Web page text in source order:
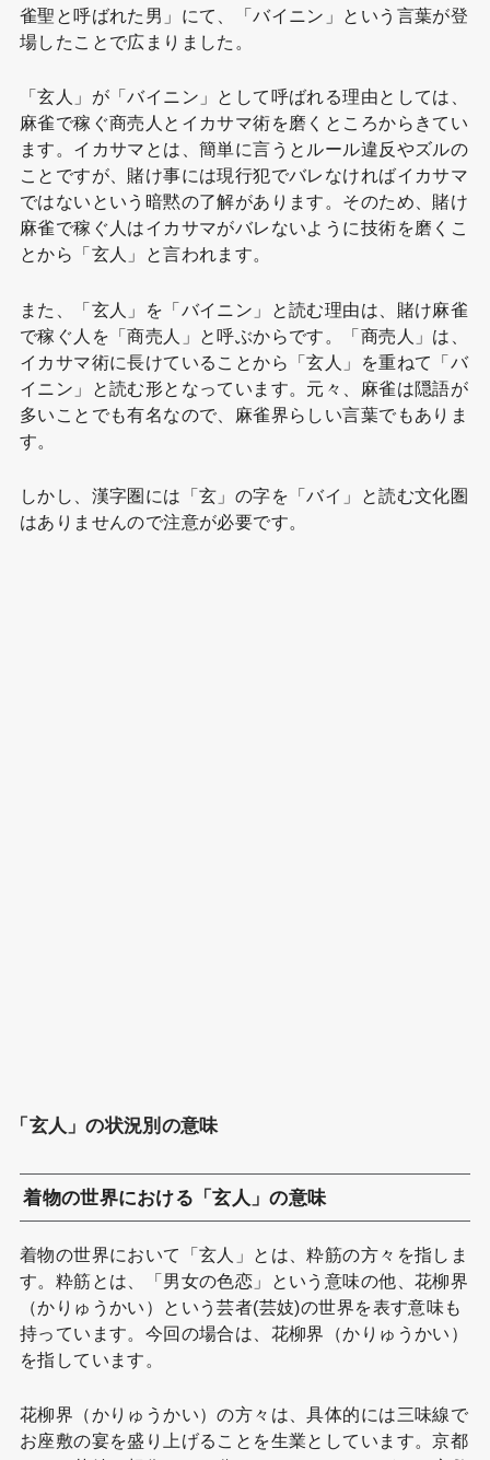
雀聖と呼ばれた男」にて、「バイニン」という言葉が登
場したことで広まりました。
「玄人」が「バイニン」として呼ばれる理由としては、
麻雀で稼ぐ商売人とイカサマ術を磨くところからきてい
ます。イカサマとは、簡単に言うとルール違反やズルの
ことですが、賭け事には現行犯でバレなければイカサマ
ではないという暗黙の了解があります。そのため、賭け
麻雀で稼ぐ人はイカサマがバレないように技術を磨くこ
とから「玄人」と言われます。
また、「玄人」を「バイニン」と読む理由は、賭け麻雀
で稼ぐ人を「商売人」と呼ぶからです。「商売人」は、
イカサマ術に長けていることから「玄人」を重ねて「バ
イニン」と読む形となっています。元々、麻雀は隠語が
多いことでも有名なので、麻雀界らしい言葉でもありま
す。
しかし、漢字圏には「玄」の字を「バイ」と読む文化圏
はありませんので注意が必要です。
「玄人」の状況別の意味
着物の世界における「玄人」の意味
着物の世界において「玄人」とは、粋筋の方々を指しま
す。粋筋とは、「男女の色恋」という意味の他、花柳界
（かりゅうかい）という芸者(芸妓)の世界を表す意味も
持っています。今回の場合は、花柳界（かりゅうかい）
を指しています。
花柳界（かりゅうかい）の方々は、具体的には三味線で
お座敷の宴を盛り上げることを生業としています。京都